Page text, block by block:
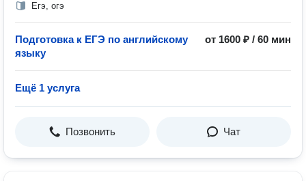
Егэ, огэ
Подготовка к ЕГЭ по английскому
языку
от 1600 ₽ / 60 мин
Ещё 1 услуга
Позвонить Чат